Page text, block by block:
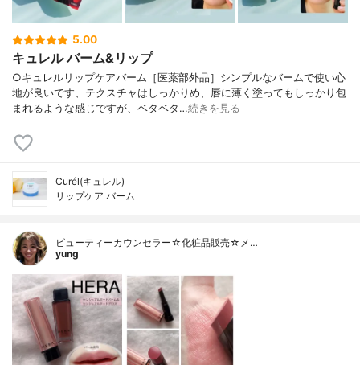
5.00
キュレル バーム&リップ
○キュレルリップケアバーム［医薬部外品］シンプルなバームで使い心
地が良いです、テクスチャはしっかりめ、唇に薄く塗ってもしっかり包
まれるような感じですが、ベタベタ…続きを見る
Curél(キュレル)
リップケア バーム
ビューティーカウンセラー☆化粧品販売☆メ…
yung